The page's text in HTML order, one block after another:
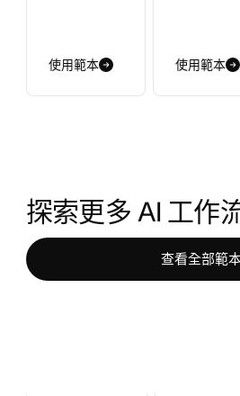
使用範本 使用範本
探索更多 AI 工作
查看全部範